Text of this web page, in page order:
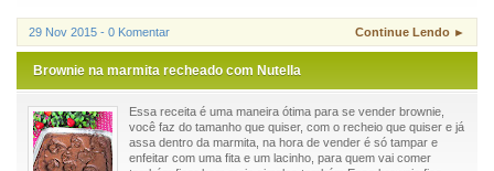
29 Nov 2015 - 0 Komentar Continue Lendo ►
Brownie na marmita recheado com Nutella
Essa receita é uma maneira ótima para se vender brownie,
você faz do tamanho que quiser, com o recheio que quiser e já
assa dentro da marmita, na hora de vender é só tampar e
enfeitar com uma fita e um lacinho, para quem vai comer